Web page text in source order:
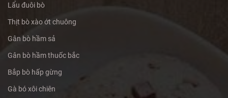
Lẩu đuôi bò
Thịt bò xào ớt chuông
Gân bò hầm sả
Gân bò hầm thuốc bắc
Bắp bò hấp gừng
Gà bó xôi chiên